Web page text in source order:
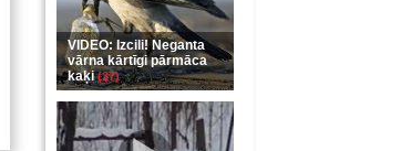
VIDEO: Izcili! Neganta
vārna kārtīgi pārmāca
kaķi(37)